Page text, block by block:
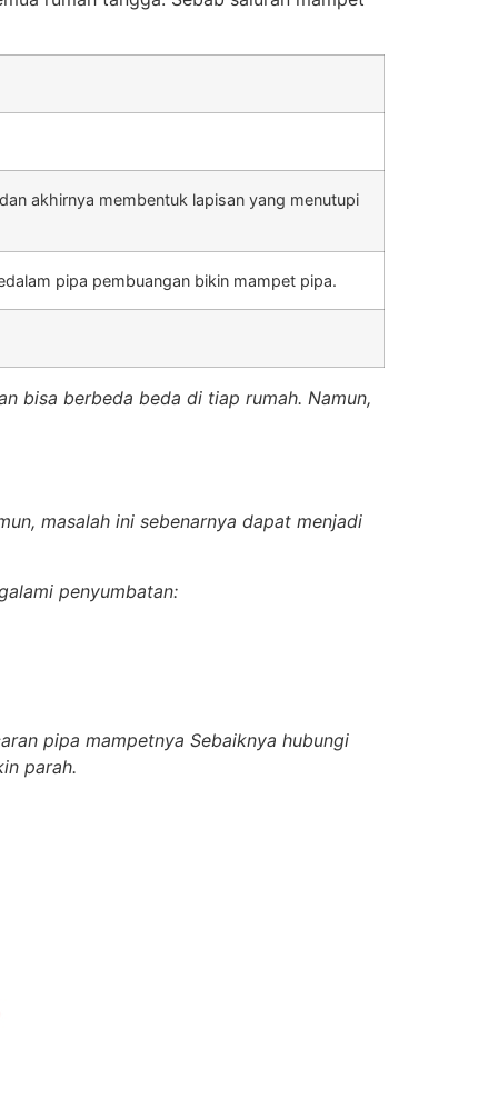
akhirnya membentuk lapisan yang menutupi
pipa pembuangan bikin mampet pipa.
bisa berbeda beda di tiap rumah. Namun,
masalah ini sebenarnya dapat menjadi
penyumbatan:
pipa mampetnya Sebaiknya hubungi
parah.